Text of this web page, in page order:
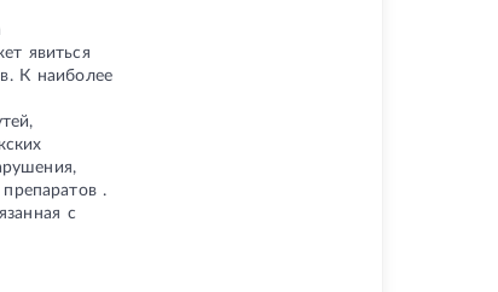
явиться
К наиболее
.
с